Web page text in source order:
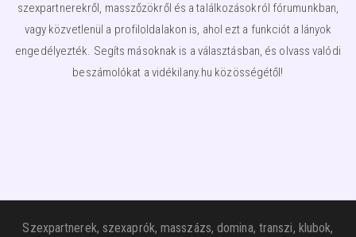
szexpartnerekről, masszőzökről és a találkozásokról fórumunkban,
vagy közvetlenül a profiloldalakon is, ahol ezt a funkciót a lányok
engedélyezték. Segíts másoknak is a választásban, és olvass valódi
beszámolókat a vidékilany.hu közösségétől!
Szexpartnerek, szexaprók, masszázs, domina, transzi, klubok,